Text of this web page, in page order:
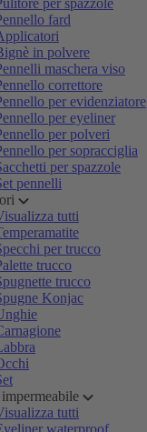
per spazzole
fard
in polvere
maschera viso
correttore
per evidenziatore
per eyeliner
per polveri
per sopracciglia
per spazzole
pennelli
tutti
per trucco
trucco
trucco
Konjac
tutti
waterproof